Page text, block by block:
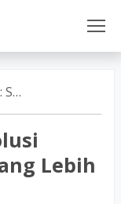
Lebih